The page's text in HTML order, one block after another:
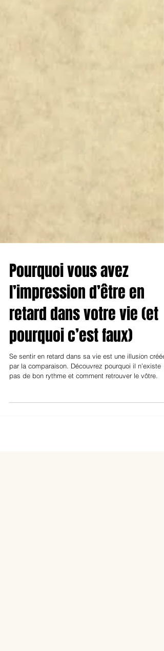
Pourquoi vous avez
l’impression d’être en
retard dans votre vie (et
pourquoi c’est faux)
Se sentir en retard dans sa vie est une illusion créée